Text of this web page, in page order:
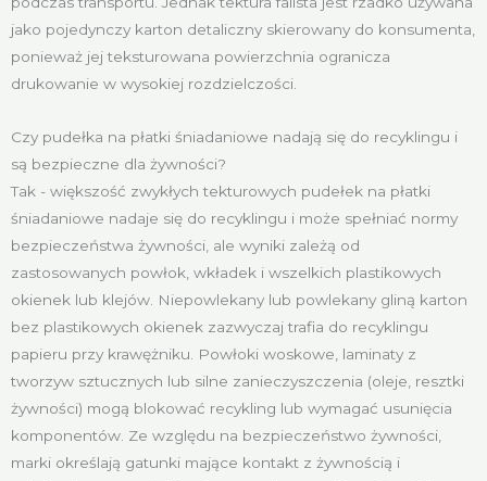
jako pojedynczy karton detaliczny skierowany do konsumenta,
ponieważ jej teksturowana powierzchnia ogranicza
drukowanie w wysokiej rozdzielczości.
Czy pudełka na płatki śniadaniowe nadają się do recyklingu i
są bezpieczne dla żywności?
Tak - większość zwykłych tekturowych pudełek na płatki
śniadaniowe nadaje się do recyklingu i może spełniać normy
bezpieczeństwa żywności, ale wyniki zależą od
zastosowanych powłok, wkładek i wszelkich plastikowych
okienek lub klejów. Niepowlekany lub powlekany gliną karton
bez plastikowych okienek zazwyczaj trafia do recyklingu
papieru przy krawężniku. Powłoki woskowe, laminaty z
tworzyw sztucznych lub silne zanieczyszczenia (oleje, resztki
żywności) mogą blokować recykling lub wymagać usunięcia
komponentów. Ze względu na bezpieczeństwo żywności,
marki określają gatunki mające kontakt z żywnością i